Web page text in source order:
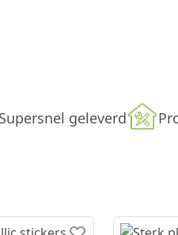
Supersnel geleverd